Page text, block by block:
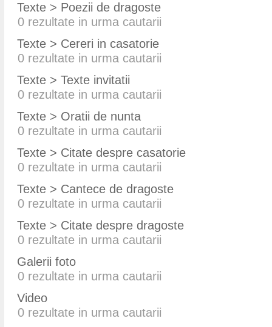
Texte > Poezii de dragoste
0 rezultate in urma cautarii
Texte > Cereri in casatorie
0 rezultate in urma cautarii
Texte > Texte invitatii
0 rezultate in urma cautarii
Texte > Oratii de nunta
0 rezultate in urma cautarii
Texte > Citate despre casatorie
0 rezultate in urma cautarii
Texte > Cantece de dragoste
0 rezultate in urma cautarii
Texte > Citate despre dragoste
0 rezultate in urma cautarii
Galerii foto
0 rezultate in urma cautarii
Video
0 rezultate in urma cautarii